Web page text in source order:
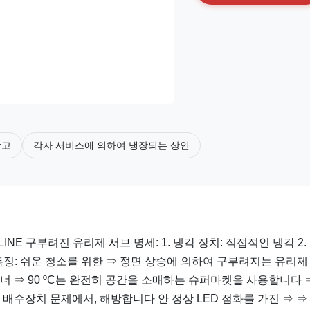
각자 서비스에 의하여 냉장되는 상인
구부려진 유리제 서브 명세: 1. 냉각 장치: 직접적인 냉각 2.
: 쉬운 청소를 위한 ⇒ 정면 상승에 의하여 구부려지는 유리제
⇒ 90 ºC는 완전히 공간을 소매하는 슈퍼마켓을 사용합니다
수장치 문제에서, 해방합니다 안 정상 LED 점화를 가진 ⇒ ⇒